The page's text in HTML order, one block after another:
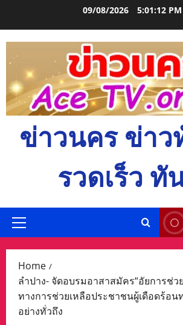
09/08/2026 5:01:13 PM
ข่าวนคร ข่าว
รวดเร็ว ทั
Primary
Home
ลำปาง- จัดอบรมอาสาสมัคร“อัยการช่ว
ทางการช่วยเหลือประชาชนผู้เดือดร้อน
อย่างทั่วถึง